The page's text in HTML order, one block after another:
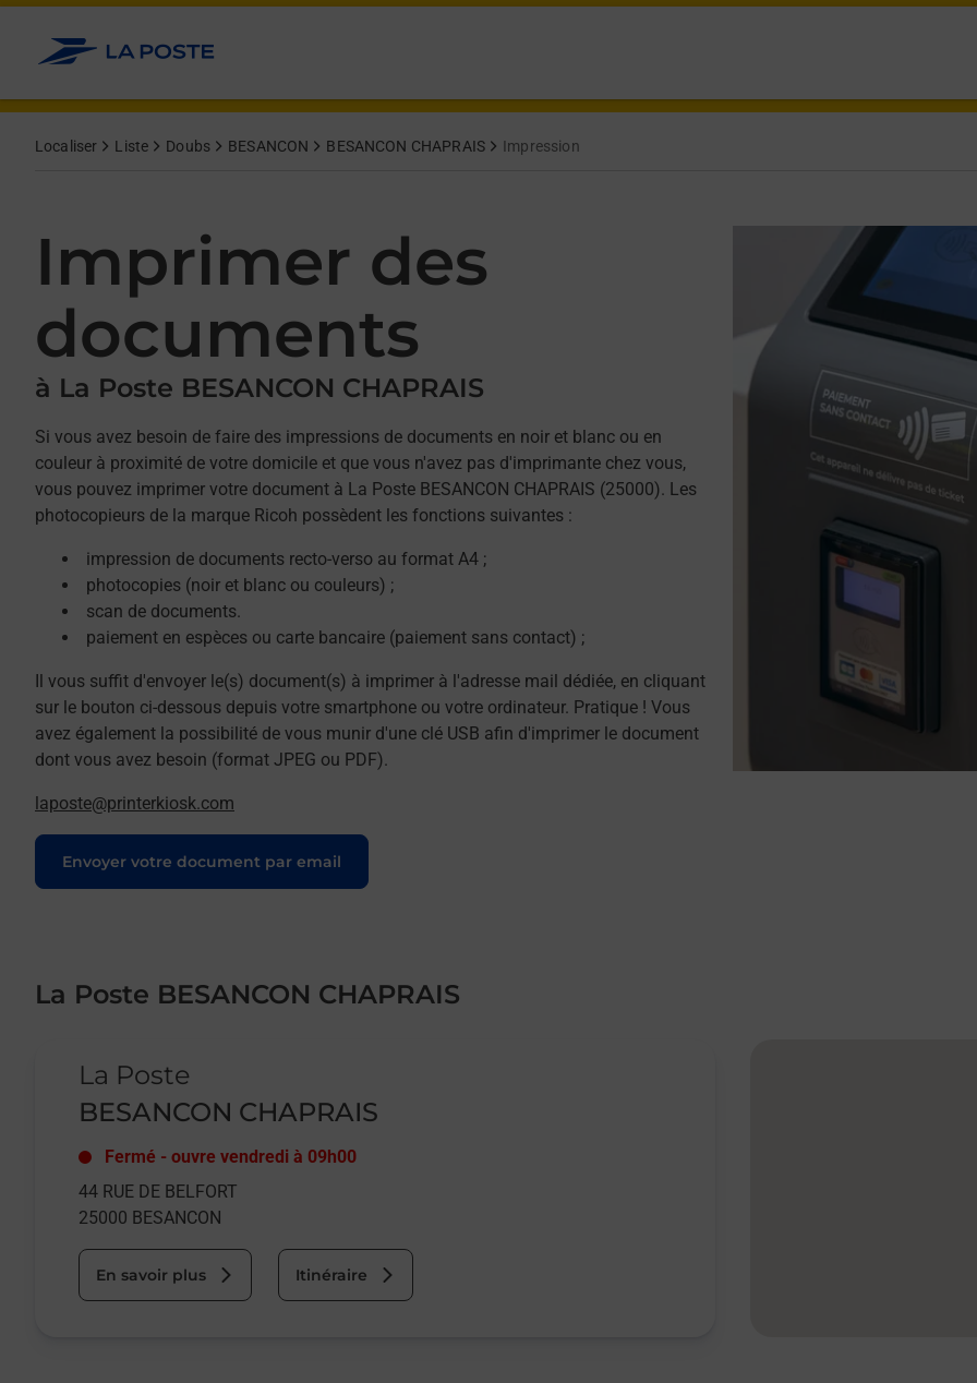
Allez au contenu
Localiser Liste Doubs BESANCON BESANCON CHAPRAIS Impression
Imprimer des
documents
à La Poste BESANCON CHAPRAIS
Si vous avez besoin de faire des impressions de documents en noir et blanc ou en
couleur à proximité de votre domicile et que vous n'avez pas d'imprimante chez vous,
vous pouvez imprimer votre document à La Poste BESANCON CHAPRAIS (25000). Les
photocopieurs de la marque Ricoh possèdent les fonctions suivantes :
impression de documents recto-verso au format A4 ;
photocopies (noir et blanc ou couleurs) ;
scan de documents.
paiement en espèces ou carte bancaire (paiement sans contact) ;
Il vous suffit d'envoyer le(s) document(s) à imprimer à l'adresse mail dédiée, en cliquant
sur le bouton ci-dessous depuis votre smartphone ou votre ordinateur. Pratique ! Vous
avez également la possibilité de vous munir d'une clé USB afin d'imprimer le document
dont vous avez besoin (format JPEG ou PDF).
laposte@printerkiosk.com
Envoyer votre document par email
Le lien s'ouvre dans un nouvel onglet
La Poste BESANCON CHAPRAIS
La Poste
BESANCON CHAPRAIS
Fermé - ouvre vendredi à 09h00
44 RUE DE BELFORT
25000 BESANCON
En savoir plus Itinéraire
Afficher ou masquer la réponse
Afficher ou masquer la réponse
Afficher ou masquer la réponse
Afficher ou masquer la réponse